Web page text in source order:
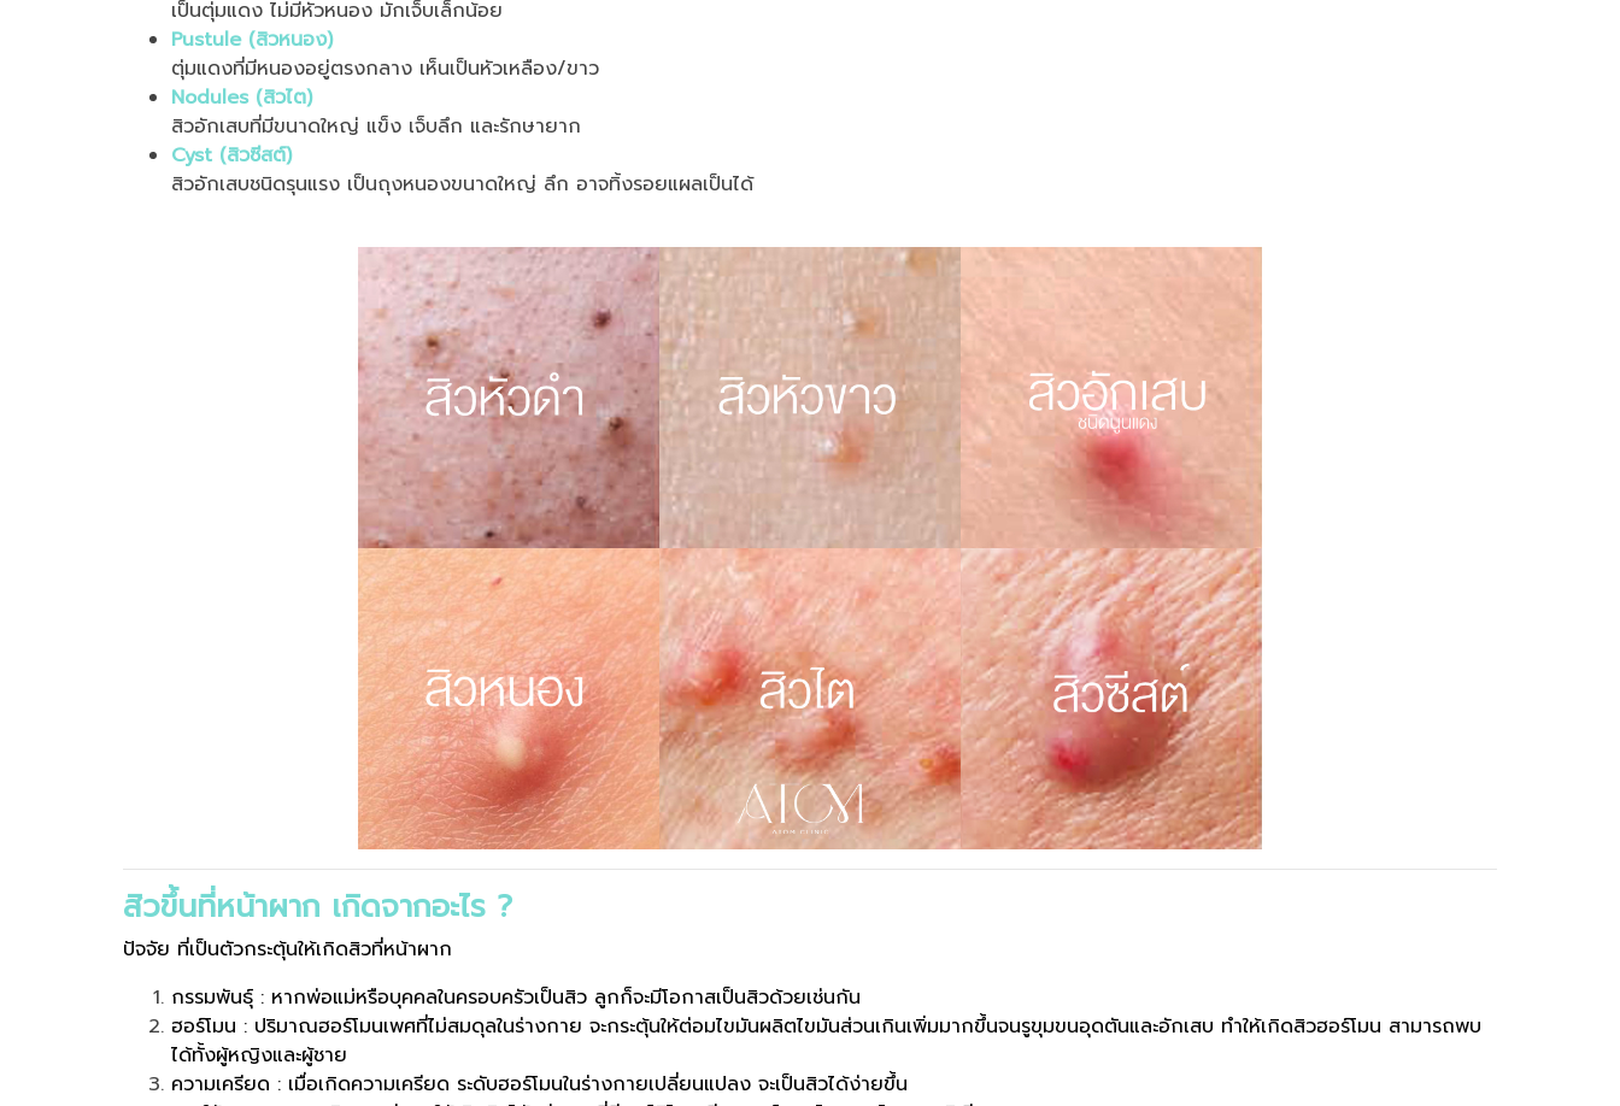
เป็นตุ่มแดง ไม่มีหัวหนอง มักเจ็บเล็กน้อย
Pustule (สิวหนอง)
ตุ่มแดงที่มีหนองอยู่ตรงกลาง เห็นเป็นหัวเหลือง/ขาว
Nodules (สิวไต)
สิวอักเสบที่มีขนาดใหญ่ แข็ง เจ็บลึก และรักษายาก
Cyst (สิวซีสต์)
สิวอักเสบชนิดรุนแรง เป็นถุงหนองขนาดใหญ่ ลึก อาจทิ้งรอยแผลเป็นได้
สิวขึ้นที่หน้าผาก เกิดจากอะไร ?
ปัจจัย ที่เป็นตัวกระตุ้นให้เกิดสิวที่หน้าผาก
กรรมพันธุ์ : หากพ่อแม่หรือบุคคลในครอบครัวเป็นสิว ลูกก็จะมีโอกาสเป็นสิวด้วยเช่นกัน
ฮอร์โมน : ปริมาณฮอร์โมนเพศที่ไม่สมดุลในร่างกาย จะกระตุ้นให้ต่อมไขมันผลิตไขมันส่วนเกินเพิ่มมากขึ้นจนรูขุมขนอุดตันและอักเสบ ทำให้เกิดสิวฮอร์โมน สามารถพบ
ได้ทั้งผู้หญิงและผู้ชาย
ความเครียด : เมื่อเกิดความเครียด ระดับฮอร์โมนในร่างกายเปลี่ยนแปลง จะเป็นสิวได้ง่ายขึ้น